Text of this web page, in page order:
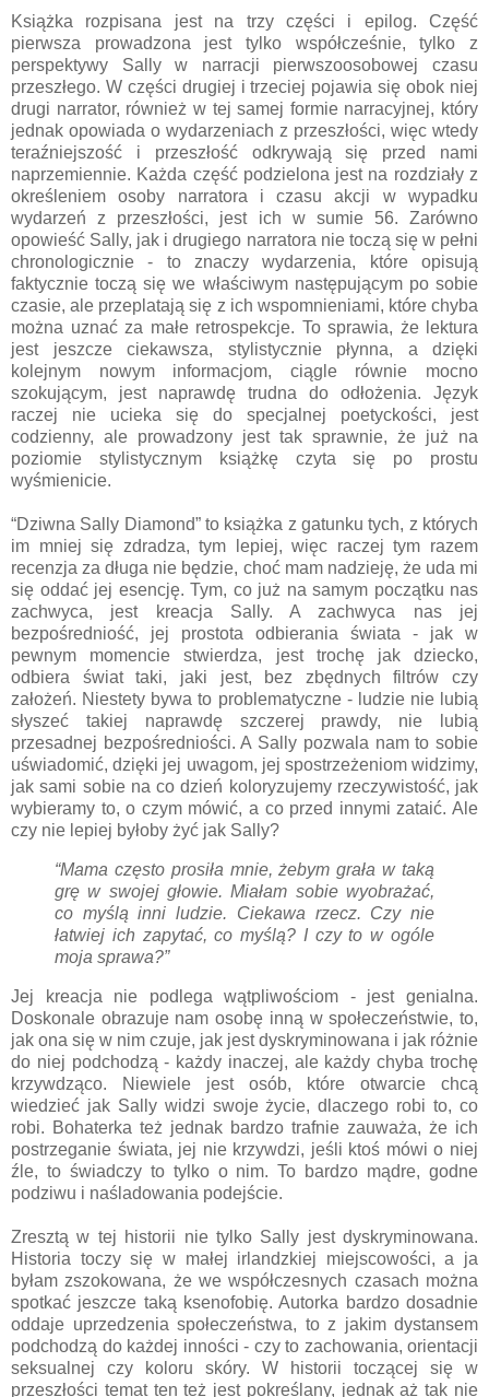
Książka rozpisana jest na trzy części i epilog. Część
pierwsza prowadzona jest tylko współcześnie, tylko z
perspektywy Sally w narracji pierwszoosobowej czasu
przeszłego. W części drugiej i trzeciej pojawia się obok niej
drugi narrator, również w tej samej formie narracyjnej, który
jednak opowiada o wydarzeniach z przeszłości, więc wtedy
teraźniejszość i przeszłość odkrywają się przed nami
naprzemiennie. Każda część podzielona jest na rozdziały z
określeniem osoby narratora i czasu akcji w wypadku
wydarzeń z przeszłości, jest ich w sumie 56. Zarówno
opowieść Sally, jak i drugiego narratora nie toczą się w pełni
chronologicznie - to znaczy wydarzenia, które opisują
faktycznie toczą się we właściwym następującym po sobie
czasie, ale przeplatają się z ich wspomnieniami, które chyba
można uznać za małe retrospekcje. To sprawia, że lektura
jest jeszcze ciekawsza, stylistycznie płynna, a dzięki
kolejnym nowym informacjom, ciągle równie mocno
szokującym, jest naprawdę trudna do odłożenia. Język
raczej nie ucieka się do specjalnej poetyckości, jest
codzienny, ale prowadzony jest tak sprawnie, że już na
poziomie stylistycznym książkę czyta się po prostu
wyśmienicie.
“Dziwna Sally Diamond” to książka z gatunku tych, z których
im mniej się zdradza, tym lepiej, więc raczej tym razem
recenzja za długa nie będzie, choć mam nadzieję, że uda mi
się oddać jej esencję. Tym, co już na samym początku nas
zachwyca, jest kreacja Sally. A zachwyca nas jej
bezpośredniość, jej prostota odbierania świata - jak w
pewnym momencie stwierdza, jest trochę jak dziecko,
odbiera świat taki, jaki jest, bez zbędnych filtrów czy
założeń. Niestety bywa to problematyczne - ludzie nie lubią
słyszeć takiej naprawdę szczerej prawdy, nie lubią
przesadnej bezpośredniości. A Sally pozwala nam to sobie
uświadomić, dzięki jej uwagom, jej spostrzeżeniom widzimy,
jak sami sobie na co dzień koloryzujemy rzeczywistość, jak
wybieramy to, o czym mówić, a co przed innymi zataić. Ale
czy nie lepiej byłoby żyć jak Sally?
“Mama często prosiła mnie, żebym grała w taką
grę w swojej głowie. Miałam sobie wyobrażać,
co myślą inni ludzie. Ciekawa rzecz. Czy nie
łatwiej ich zapytać, co myślą? I czy to w ogóle
moja sprawa?”
Jej kreacja nie podlega wątpliwościom - jest genialna.
Doskonale obrazuje nam osobę inną w społeczeństwie, to,
jak ona się w nim czuje, jak jest dyskryminowana i jak różnie
do niej podchodzą - każdy inaczej, ale każdy chyba trochę
krzywdząco. Niewiele jest osób, które otwarcie chcą
wiedzieć jak Sally widzi swoje życie, dlaczego robi to, co
robi. Bohaterka też jednak bardzo trafnie zauważa, że ich
postrzeganie świata, jej nie krzywdzi, jeśli ktoś mówi o niej
źle, to świadczy to tylko o nim. To bardzo mądre, godne
podziwu i naśladowania podejście.
Zresztą w tej historii nie tylko Sally jest dyskryminowana.
Historia toczy się w małej irlandzkiej miejscowości, a ja
byłam zszokowana, że we współczesnych czasach można
spotkać jeszcze taką ksenofobię. Autorka bardzo dosadnie
oddaje uprzedzenia społeczeństwa, to z jakim dystansem
podchodzą do każdej inności - czy to zachowania, orientacji
seksualnej czy koloru skóry. W historii toczącej się w
przeszłości temat ten też jest pokreślany, jednak aż tak nie